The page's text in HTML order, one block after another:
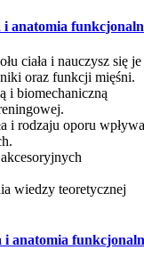
i anatomia
ciała i nauczysz się je
oraz funkcji mięśni.
i biomechaniczną
i rodzaju oporu
wiedzy teoretycznej
i anatomia